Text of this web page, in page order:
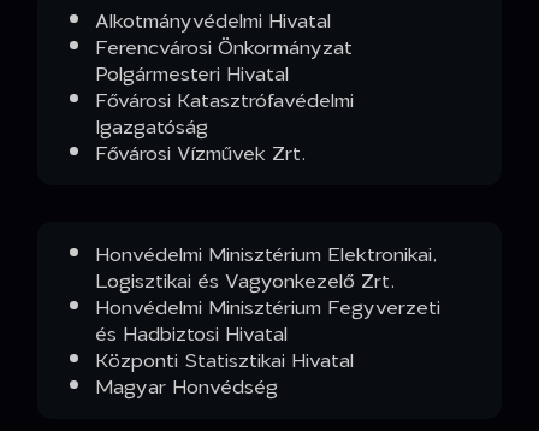
Alkotmányvédelmi Hivatal
Ferencvárosi Önkormányzat
Polgármesteri Hivatal
Fővárosi Katasztrófavédelmi
Igazgatóság
Fővárosi Vízművek Zrt.
Honvédelmi Minisztérium Elektronikai,
Logisztikai és Vagyonkezelő Zrt.
Honvédelmi Minisztérium Fegyverzeti
és Hadbiztosi Hivatal
Központi Statisztikai Hivatal
Magyar Honvédség